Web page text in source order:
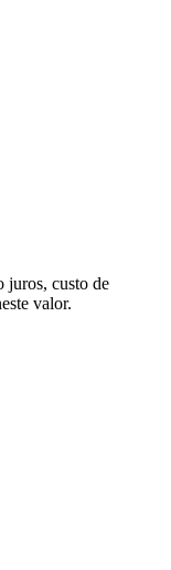
juros, custo de
valor.